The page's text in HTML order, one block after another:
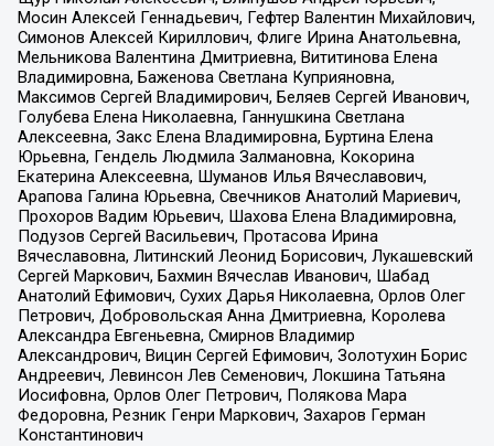
Мосин Алексей Геннадьевич, Гефтер Валентин Михайлович,
Симонов Алексей Кириллович, Флиге Ирина Анатольевна,
Мельникова Валентина Дмитриевна, Вититинова Елена
Владимировна, Баженова Светлана Куприяновна,
Максимов Сергей Владимирович, Беляев Сергей Иванович,
Голубева Елена Николаевна, Ганнушкина Светлана
Алексеевна, Закс Елена Владимировна, Буртина Елена
Юрьевна, Гендель Людмила Залмановна, Кокорина
Екатерина Алексеевна, Шуманов Илья Вячеславович,
Арапова Галина Юрьевна, Свечников Анатолий Мариевич,
Прохоров Вадим Юрьевич, Шахова Елена Владимировна,
Подузов Сергей Васильевич, Протасова Ирина
Вячеславовна, Литинский Леонид Борисович, Лукашевский
Сергей Маркович, Бахмин Вячеслав Иванович, Шабад
Анатолий Ефимович, Сухих Дарья Николаевна, Орлов Олег
Петрович, Добровольская Анна Дмитриевна, Королева
Александра Евгеньевна, Смирнов Владимир
Александрович, Вицин Сергей Ефимович, Золотухин Борис
Андреевич, Левинсон Лев Семенович, Локшина Татьяна
Иосифовна, Орлов Олег Петрович, Полякова Мара
Федоровна, Резник Генри Маркович, Захаров Герман
Константинович